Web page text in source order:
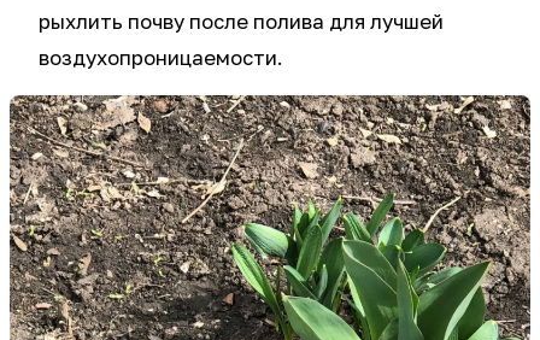
рыхлить почву после полива для лучшей
воздухопроницаемости.